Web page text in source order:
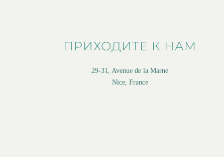
ПРИХОДИТЕ К НАМ
29-31, Avenue de la Marne
Nice, France